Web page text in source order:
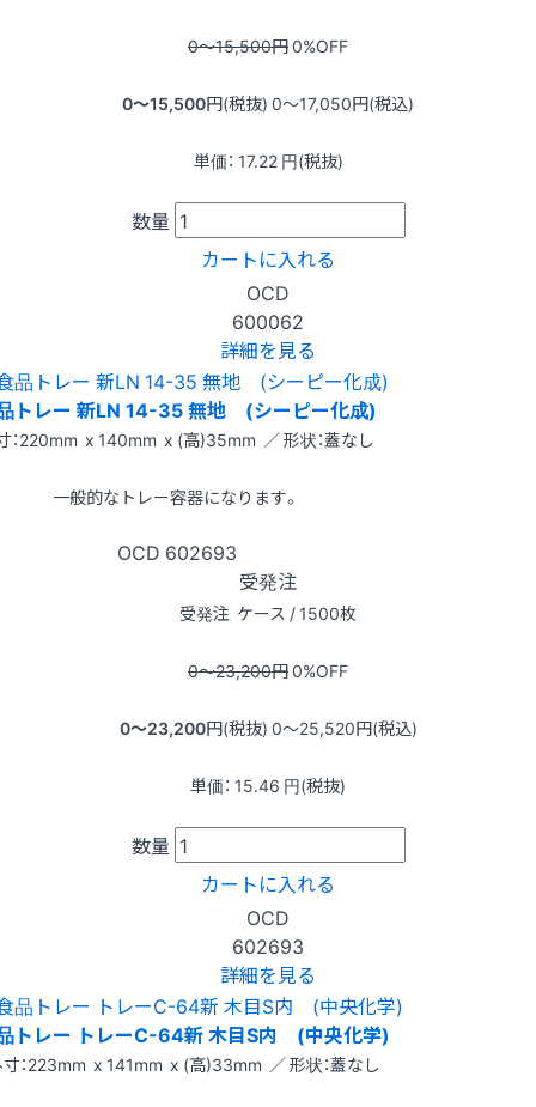
0〜15,500円0%OFF
0〜15,500円(税抜) 0〜17,050円(税込)
単価： 17.22 円(税抜)
数量
カートに入れる
OCD
600062
詳細を見る
トレー 新LN 14-35 無地 (シーピー化成)
：220mm x 140mm x (高)35mm ／ 形状：蓋なし
一般的なトレー容器になります。
OCD 602693
受発注
受発注 ケース / 1500枚
0〜23,200円0%OFF
0〜23,200円(税抜) 0〜25,520円(税込)
単価： 15.46 円(税抜)
数量
カートに入れる
OCD
602693
詳細を見る
トレー トレーC-64新 木目S内 (中央化学)
：223mm x 141mm x (高)33mm ／ 形状：蓋なし